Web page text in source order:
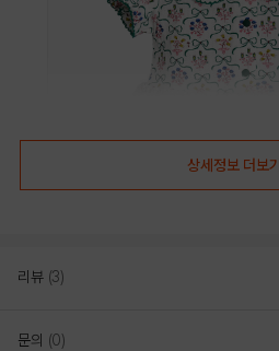
상세정보 더보기
리뷰 (3)
문의 (0)